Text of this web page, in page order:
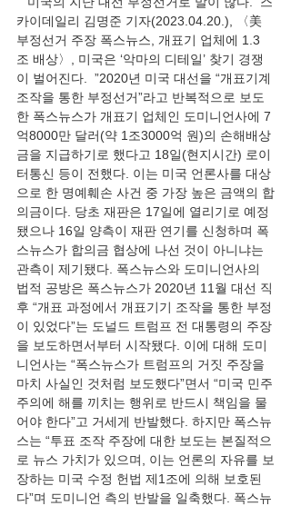
카이데일리 김명준 기자(2023.04.20.), 〈美
부정선거 주장 폭스뉴스, 개표기 업체에 1.3
조 배상〉, 미국은 ‘악마의 디테일’ 찾기 경쟁
이 벌어진다.  ”2020년 미국 대선을 “개표기계
조작을 통한 부정선거”라고 반복적으로 보도
한 폭스뉴스가 개표기 업체인 도미니언사에 7
억8000만 달러(약 1조3000억 원)의 손해배상
금을 지급하기로 했다고 18일(현지시간) 로이
터통신 등이 전했다. 이는 미국 언론사를 대상
으로 한 명예훼손 사건 중 가장 높은 금액의 합
의금이다. 당초 재판은 17일에 열리기로 예정
됐으나 16일 양측이 재판 연기를 신청하며 폭
스뉴스가 합의금 협상에 나선 것이 아니냐는
관측이 제기됐다. 폭스뉴스와 도미니언사의
법적 공방은 폭스뉴스가 2020년 11월 대선 직
후 “개표 과정에서 개표기기 조작을 통한 부정
이 있었다”는 도널드 트럼프 전 대통령의 주장
을 보도하면서부터 시작됐다. 이에 대해 도미
니언사는 “폭스뉴스가 트럼프의 거짓 주장을
마치 사실인 것처럼 보도했다”면서 “미국 민주
주의에 해를 끼치는 행위로 반드시 책임을 물
어야 한다”고 거세게 반발했다. 하지만 폭스뉴
스는 “투표 조작 주장에 대한 보도는 본질적으
로 뉴스 가치가 있으며, 이는 언론의 자유를 보
장하는 미국 수정 헌법 제1조에 의해 보호된
다”며 도미니언 측의 반발을 일축했다. 폭스뉴